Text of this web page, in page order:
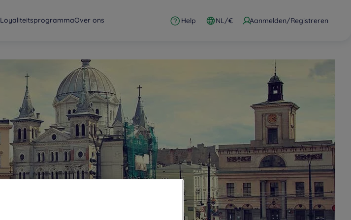
LoyaliteitsprogrammaOver ons Help NL/€ Aanmelden/Registreren